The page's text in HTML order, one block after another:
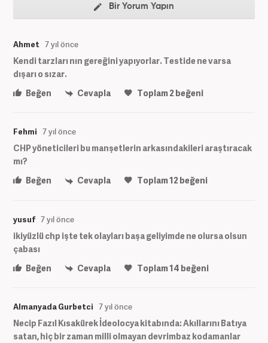
Bir Yorum Yapın
Ahmet 7 yıl önce
Kendi tarzları nın gereğini yapıyorlar. Testide ne varsa
dışarı o sızar.
Beğen
Cevapla Toplam2beğeni
Fehmi 7 yıl önce
CHP yöneticileri bu manşetlerin arkasındakileri araştıracak
mı?
Beğen
Cevapla Toplam12beğeni
yusuf 7 yıl önce
ikiyüzlü chp işte tek olayları başa geliyimde ne olursa olsun
çabası
Beğen
Cevapla Toplam14 beğeni
Almanyada Gurbetci 7 yıl önce
Necip Fazıl Kısakürek İdeolocya kitabında: Akıllarını Batıya
satan, hiç bir zaman milli olmayan devrimbaz kodamanlar